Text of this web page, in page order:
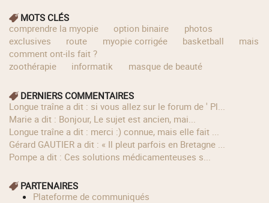
MOTS CLÉS
comprendre la myopie
option binaire
photos
exclusives
route myopie corrigée basketball
mais
comment ont-ils fait ?
zoothérapie
informatik masque de beauté
DERNIERS COMMENTAIRES
longue traîne a dit : si vous allez sur le forum de ' Pl...
Marie a dit : Bonjour, Le sujet est ancien, mai...
longue traîne a dit : merci :) connue, mais elle fait ...
Gérard GAUTIER a dit : « Il pleut parfois en Bretagne ...
Pompe a dit : Ces solutions médicamenteuses s...
PARTENAIRES
Plateforme de communiqués